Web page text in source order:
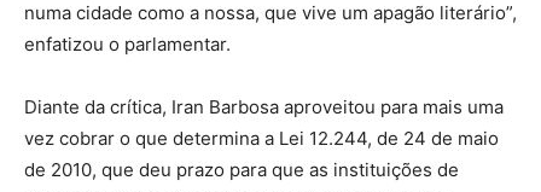
numa cidade como a nossa, que vive um apagão literário”,
enfatizou o parlamentar.
Diante da crítica, Iran Barbosa aproveitou para mais uma
vez cobrar o que determina a Lei 12.244, de 24 de maio
de 2010, que deu prazo para que as instituições de